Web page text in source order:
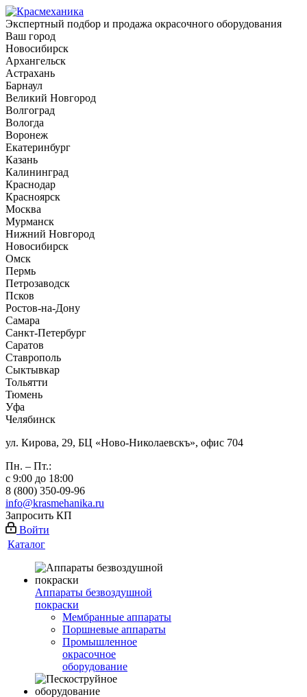
Экспертный подбор и продажа окрасочного оборудования
Ваш город
Новосибирск
Архангельск
Астрахань
Барнаул
Великий Новгород
Волгоград
Вологда
Воронеж
Екатеринбург
Казань
Калининград
Краснодар
Красноярск
Москва
Мурманск
Нижний Новгород
Новосибирск
Омск
Пермь
Петрозаводск
Псков
Ростов-на-Дону
Самара
Санкт-Петербург
Саратов
Ставрополь
Сыктывкар
Тольятти
Тюмень
Уфа
Челябинск
ул. Кирова, 29, БЦ «Ново-Николаевскъ», офис 704
Пн. – Пт.:
с 9:00 до 18:00
8 (800) 350-09-96
info@krasmehanika.ru
Запросить КП
Войти
Каталог
Аппараты безвоздушной
покраски
Мембранные аппараты
Поршневые аппараты
Промышленное
окрасочное
оборудование